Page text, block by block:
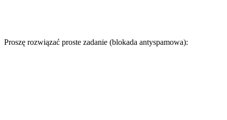
Proszę rozwiązać proste zadanie (blokada antyspamowa):